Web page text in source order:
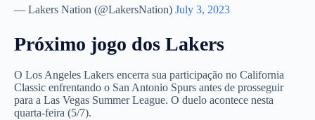
— Lakers Nation (@LakersNation) July 3, 2023
Próximo jogo dos Lakers
O Los Angeles Lakers encerra sua participação no California
Classic enfrentando o San Antonio Spurs antes de prosseguir
para a Las Vegas Summer League. O duelo acontece nesta
quarta-feira (5/7).